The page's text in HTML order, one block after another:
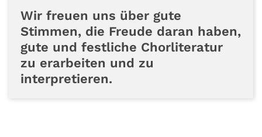
Wir freuen uns über gute
Stimmen, die Freude daran haben,
gute und festliche Chorliteratur
zu erarbeiten und zu
interpretieren.